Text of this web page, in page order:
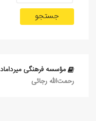
جستجو
مؤسسه فرهنگی میرداماد
رحمت‌الله رجائی